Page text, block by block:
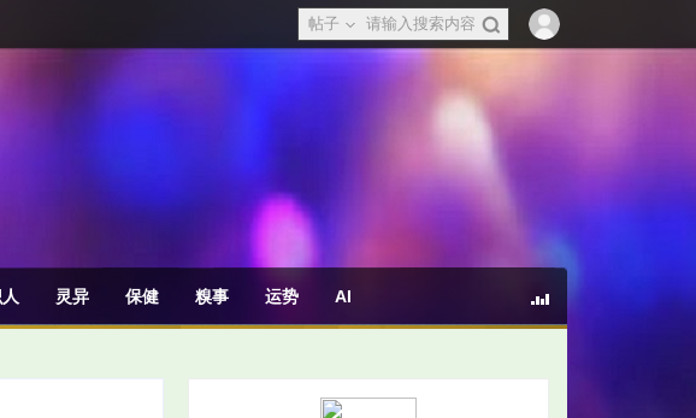
帖子
灵异 保健 糗事 运势 AI